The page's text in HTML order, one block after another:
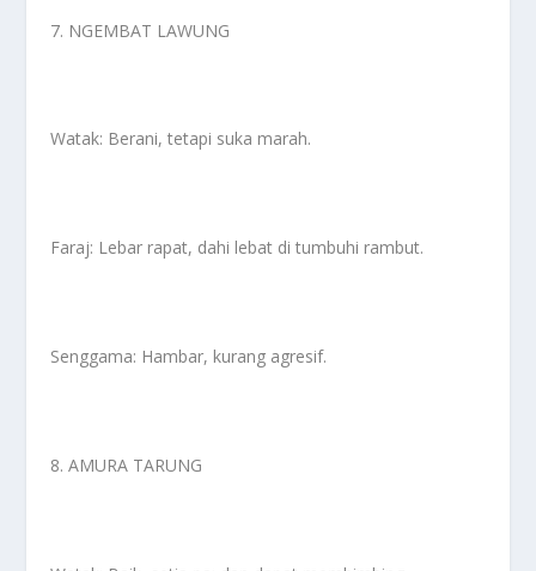
7. NGEMBAT LAWUNG
Watak: Berani, tetapi suka marah.
Faraj: Lebar rapat, dahi lebat di tumbuhi rambut.
Senggama: Hambar, kurang agresif.
8. AMURA TARUNG